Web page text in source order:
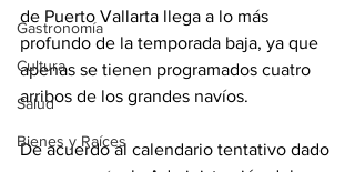
Gastronomía
Cultura
Salud
Bienes y Raíces
de Puerto Vallarta llega a lo más
profundo de la temporada baja, ya que
apenas se tienen programados cuatro
arribos de los grandes navíos.
De acuerdo al calendario tentativo dado